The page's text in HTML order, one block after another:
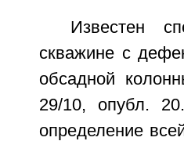
Известен
скважине с
обсадной
29/10, опубл.
определение